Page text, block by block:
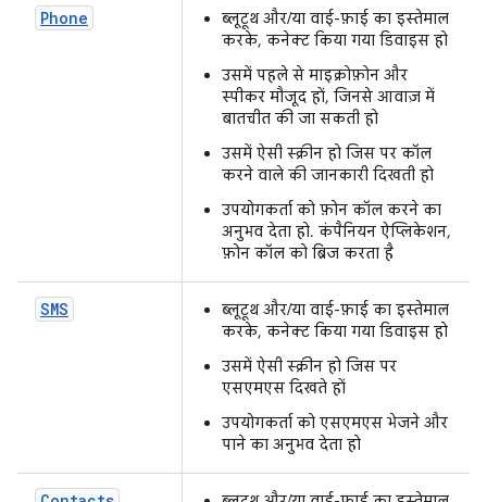
Phone
ब्लूटूथ और/या वाई-फ़ाई का इस्तेमाल
करके, कनेक्ट किया गया डिवाइस हो
उसमें पहले से माइक्रोफ़ोन और
स्पीकर मौजूद हों, जिनसे आवाज़ में
बातचीत की जा सकती हो
उसमें ऐसी स्क्रीन हो जिस पर कॉल
करने वाले की जानकारी दिखती हो
उपयोगकर्ता को फ़ोन कॉल करने का
अनुभव देता हो. कंपैनियन ऐप्लिकेशन,
फ़ोन कॉल को ब्रिज करता है
SMS
ब्लूटूथ और/या वाई-फ़ाई का इस्तेमाल
करके, कनेक्ट किया गया डिवाइस हो
उसमें ऐसी स्क्रीन हो जिस पर
एसएमएस दिखते हों
उपयोगकर्ता को एसएमएस भेजने और
पाने का अनुभव देता हो